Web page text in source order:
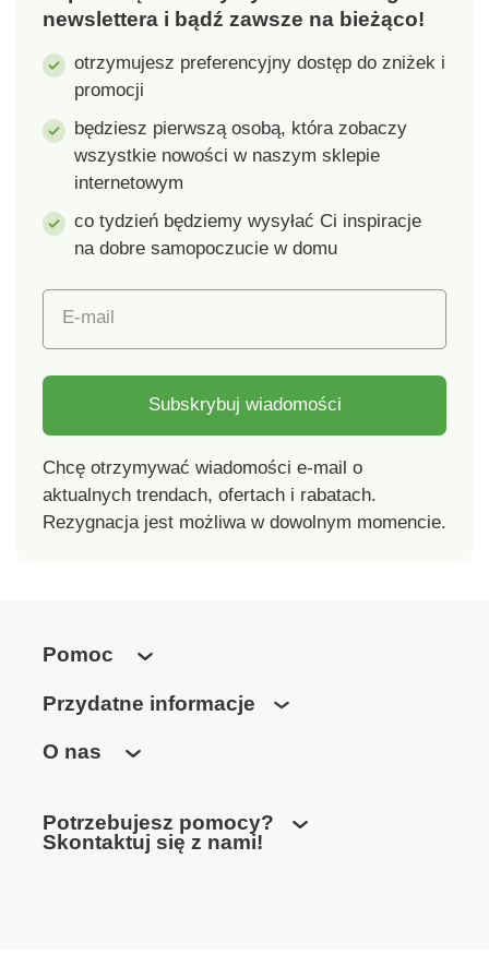
20 x 14 x 3,5 cm.
sztuczne. Baterie nie
są dołączone.
newslettera i bądź zawsze na bieżąco!
otrzymujesz preferencyjny dostęp do zniżek i
promocji
będziesz pierwszą osobą, która zobaczy
wszystkie nowości w naszym sklepie
internetowym
co tydzień będziemy wysyłać Ci inspiracje
na dobre samopoczucie w domu
E-mail
Subskrybuj wiadomości
Chcę otrzymywać wiadomości e-mail o
aktualnych trendach, ofertach i rabatach.
Rezygnacja jest możliwa w dowolnym momencie.
Pomoc
Przydatne informacje
O nas
Potrzebujesz pomocy?
Skontaktuj się z nami!